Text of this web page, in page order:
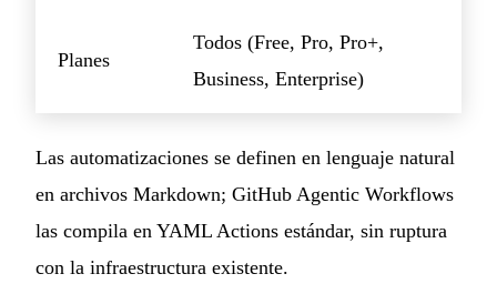
Planes
Todos (Free, Pro, Pro+,
Business, Enterprise)
Las automatizaciones se definen en lenguaje natural
en archivos Markdown; GitHub Agentic Workflows
las compila en YAML Actions estándar, sin ruptura
con la infraestructura existente.